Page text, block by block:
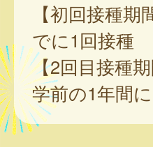
【初回接種
でに1回接種
【2回目接種
学前の1年間